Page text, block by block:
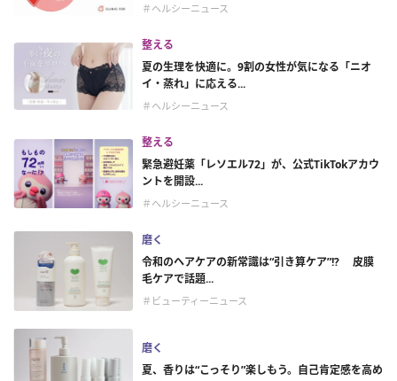
＃ヘルシーニュース
整える
夏の生理を快適に。9割の女性が気になる「ニオ
イ・蒸れ」に応える...
＃ヘルシーニュース
整える
緊急避妊薬「レソエル72」が、公式TikTokアカウ
ントを開設...
＃ヘルシーニュース
磨く
令和のヘアケアの新常識は“引き算ケア”!? 皮膜
毛ケアで話題...
＃ビューティーニュース
磨く
夏、香りは“こっそり”楽しもう。自己肯定感を高め